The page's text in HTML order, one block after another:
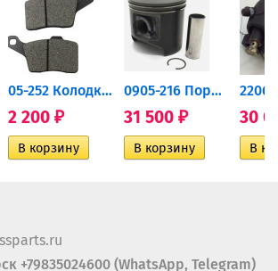
05-252 Колодки тормозные...
2 200 ₽
0905-216 Поршень Arctic Cat...
31 500 ₽ 30
+79835024600 (WhatsApp, Telegram)